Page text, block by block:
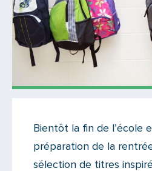
Il y a 2 commentaires
Ajoutez le vôtre
Bientôt la fin de l’école
préparation de la
sélection de titres